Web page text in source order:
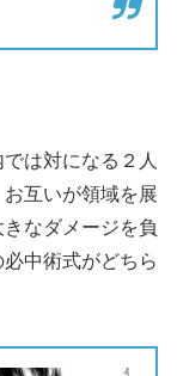
は対になる２人
互いが領域を展
なダメージを負
中術式がどちら